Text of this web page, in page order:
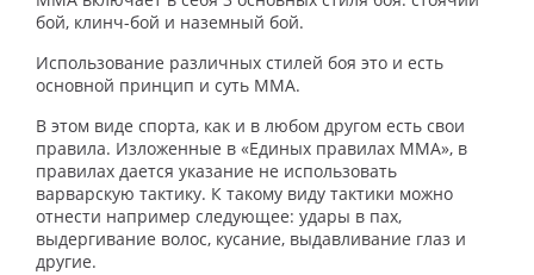
бой, клинч-бой и наземный бой.
Использование различных стилей боя это и есть
основной принцип и суть ММА.
В этом виде спорта, как и в любом другом есть свои
правила. Изложенные в «Единых правилах ММА», в
правилах дается указание не использовать
варварскую тактику. К такому виду тактики можно
отнести например следующее: удары в пах,
выдергивание волос, кусание, выдавливание глаз и
другие.